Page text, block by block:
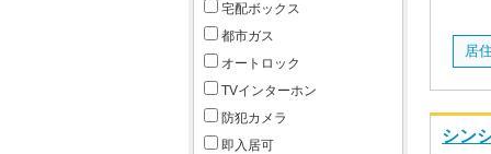
シン
宅配ボックス
都市ガス
オートロック
TVインターホン
防犯カメラ
即入居可